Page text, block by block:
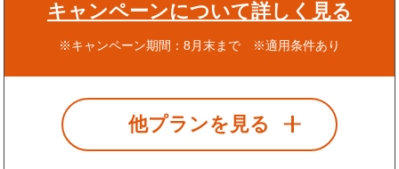
キャンペーンについて詳しく見る
※キャンペーン期間：8月末まで ※適用条件あり
他プランを見る